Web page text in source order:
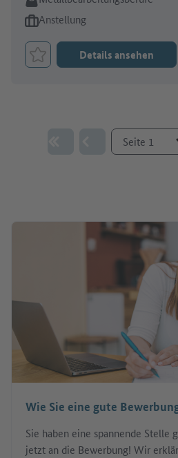
Art des Jobangebots:
Anstellung
Job merken
Details ansehen
Wie Sie eine gute
Sie haben eine spannende Stelle
jetzt an die Bewerbung! Wir